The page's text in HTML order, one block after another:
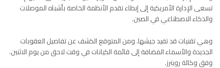
تسعى الإدارة الأمريكية إلى إبطاء تقدم الأنظمة الخاصة بأشباه الموصلات
والذكاء الاصطناعي في الصين.
وهي تقنيات قد تفيد جيشها. ومن المتوقع الكشف عن تفاصيل العقوبات
الجديدة والأسماء المضافة إلى قائمة الكيانات في وقت لاحق من يوم الاثنين.
وفقوكالة رويترز.